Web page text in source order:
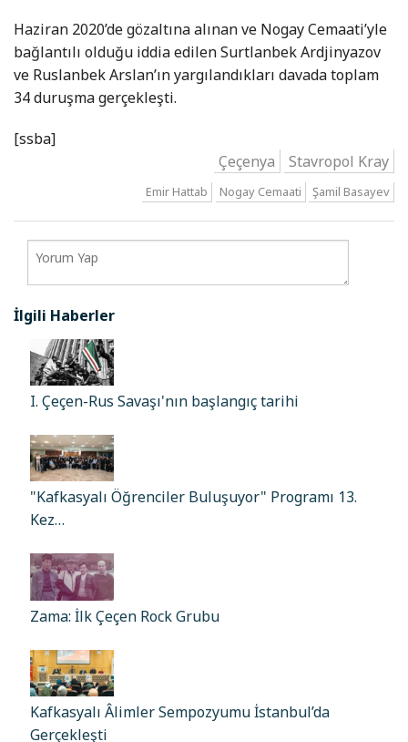
Haziran 2020’de gözaltına alınan ve Nogay Cemaati’yle
bağlantılı olduğu iddia edilen Surtlanbek Ardjinyazov
ve Ruslanbek Arslan’ın yargılandıkları davada toplam
34 duruşma gerçekleşti.
[ssba]
Çeçenya
Stavropol Kray
Emir Hattab Nogay Cemaati Şamil Basayev
İlgili Haberler
I. Çeçen-Rus Savaşı'nın başlangıç tarihi
"Kafkasyalı Öğrenciler Buluşuyor" Programı 13.
Kez…
Zama: İlk Çeçen Rock Grubu
Kafkasyalı Âlimler Sempozyumu İstanbul’da
Gerçekleşti